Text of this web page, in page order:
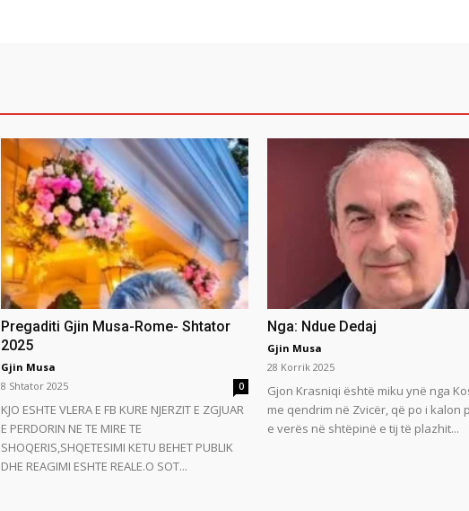
Pregaditi Gjin Musa-Rome- Shtator
2025
Gjin Musa
8 Shtator 2025
0
KJO ESHTE VLERA E FB KURE NJERZIT E ZGJUAR
E PERDORIN NE TE MIRE TE
SHOQERIS,SHQETESIMI KETU BEHET PUBLIK
DHE REAGIMI ESHTE REALE.O SOT...
Nga: Ndue Dedaj
Gjin Musa
28 Korrik 2025
Gjon Krasniqi është miku ynë nga
me qendrim në Zvicër, që po i kalon
e verës në shtëpinë e tij të plazhit...